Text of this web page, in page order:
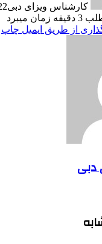
کارشناس ویزای دبی
میبرد
از طریق ایمیل چاپ
دبی